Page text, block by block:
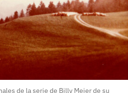
de la serie de Billy Meier de su